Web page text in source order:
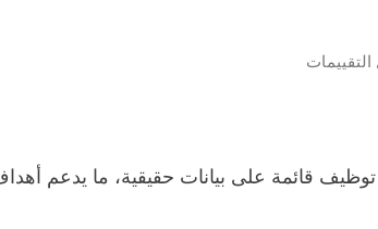
قائمة على بيانات حقيقية، ما يدعم